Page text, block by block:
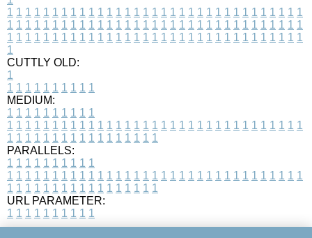
1 1 1 1 1 1 1 1 1 1 1 1 1 1 1 1 1 1 1 1 1 1 1 1 1 1 1 1 1 1 1 1 1
1 1 1 1 1 1 1 1 1 1 1 1 1 1 1 1 1 1 1 1 1 1 1 1 1 1 1 1 1 1 1 1 1
1 1 1 1 1 1 1 1 1 1 1 1 1 1 1 1 1 1 1 1 1 1 1 1 1 1 1 1 1 1 1 1 1
1
CUTTLY OLD:
1
1 1 1 1 1 1 1 1 1 1
MEDIUM:
1 1 1 1 1 1 1 1 1 1
1 1 1 1 1 1 1 1 1 1 1 1 1 1 1 1 1 1 1 1 1 1 1 1 1 1 1 1 1 1 1 1 1
1 1 1 1 1 1 1 1 1 1 1 1 1 1 1 1 1
PARALLELS:
1 1 1 1 1 1 1 1 1 1
1 1 1 1 1 1 1 1 1 1 1 1 1 1 1 1 1 1 1 1 1 1 1 1 1 1 1 1 1 1 1 1 1
1 1 1 1 1 1 1 1 1 1 1 1 1 1 1 1 1
URL PARAMETER:
1 1 1 1 1 1 1 1 1 1